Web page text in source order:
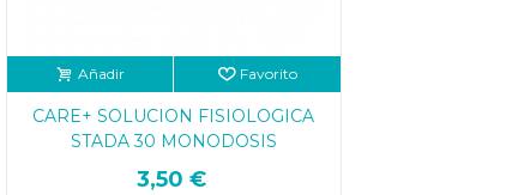
Añadir Favorito
CARE+ SOLUCION FISIOLOGICA
STADA 30 MONODOSIS
3,50 €